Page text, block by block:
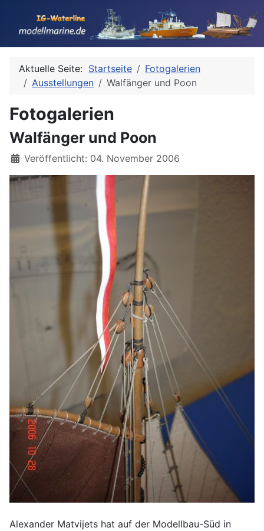
Aktuelle Seite: Startseite
Fotogalerien
Ausstellungen
Walfänger und Poon
Fotogalerien
Walfänger und Poon
Details
Veröffentlicht: 04. November 2006
Alexander Matvijets hat auf der Modellbau-Süd in